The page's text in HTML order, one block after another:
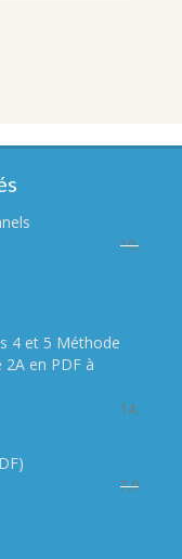
19,
4 et 5 Méthode
en PDF à
14,
7,9